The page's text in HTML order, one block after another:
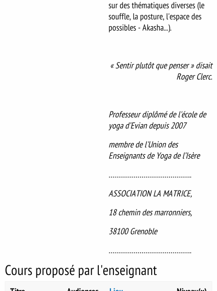
sur des thématiques diverses (le
souffle, la posture, l'espace des
possibles - Akasha...).
« Sentir plutôt que penser » disait
Roger Clerc.
Professeur diplômé de l'école de
yoga d’Evian depuis 2007
membre de l'Union des
Enseignants de Yoga de l’Isère
…………………………………….
ASSOCIATION LA MATRICE,
18 chemin des marronniers,
38100 Grenoble
…………………………………….
Cours proposé par l'enseignant